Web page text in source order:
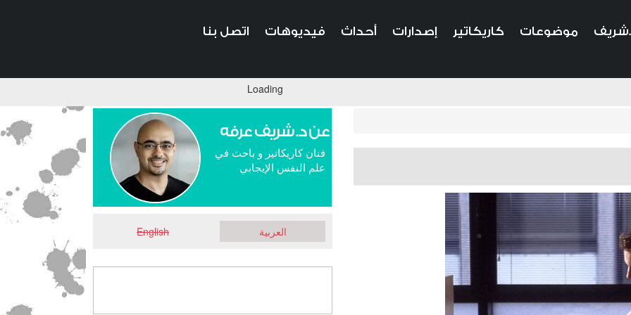
موضوعات كاريكاتير إصدارات أحداث فيديوهات اتصل بنا
Loading
عن د. شريف عرفه
فنان كاريكاتير و باحث في
علم النفس الإيجابي
العربية English